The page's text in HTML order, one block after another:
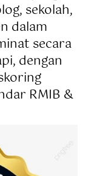
sekolah,
dalam
secara
dengan
RMIB &